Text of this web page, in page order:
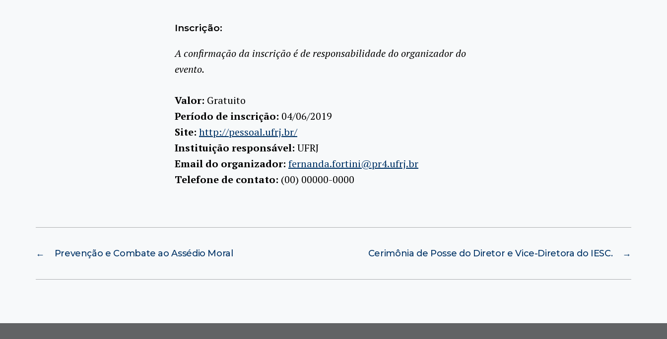
Inscrição:
A confirmação da inscrição é de responsabilidade do organizador do
evento.
Valor: Gratuito
Período de inscrição: 04/06/2019
Site: http://pessoal.ufrj.br/
Instituição responsável: UFRJ
Email do organizador: fernanda.fortini@pr4.ufrj.br
Telefone de contato: (00) 00000-0000
← Prevenção e Combate ao Assédio Moral →
Cerimônia de Posse do Diretor e Vice-Diretora do IESC.